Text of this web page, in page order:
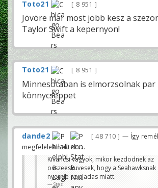
Toto21 8 951
Jövöre mar most jobb kesz a
Taylor Swift a kepernyon!
Toto21 8 951
Minnesotaban is elmorzsolnak par
könnycseppet
dande2 48 710
— Így
megfelelek nektek.....
Kivancsi vagyok, mikor kezdodnek az
osszeeskuvesek, hogy a
nyernie az eladas miatt.
Stez